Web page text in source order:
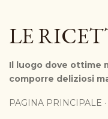
LE
Il luogo dove ottime
comporre deliziosi
PAGINA PRINCIPALE